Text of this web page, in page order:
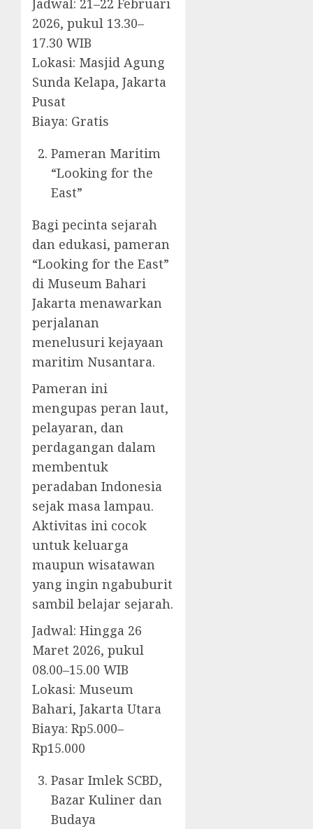
Jadwal: 21–22 Februari
2026, pukul 13.30–
17.30 WIB
Lokasi: Masjid Agung
Sunda Kelapa, Jakarta
Pusat
Biaya: Gratis
Pameran Maritim
“Looking for the
East”
Bagi pecinta sejarah
dan edukasi, pameran
“Looking for the East”
di Museum Bahari
Jakarta menawarkan
perjalanan
menelusuri kejayaan
maritim Nusantara.
Pameran ini
mengupas peran laut,
pelayaran, dan
perdagangan dalam
membentuk
peradaban Indonesia
sejak masa lampau.
Aktivitas ini cocok
untuk keluarga
maupun wisatawan
yang ingin ngabuburit
sambil belajar sejarah.
Jadwal: Hingga 26
Maret 2026, pukul
08.00–15.00 WIB
Lokasi: Museum
Bahari, Jakarta Utara
Biaya: Rp5.000–
Rp15.000
Pasar Imlek SCBD,
Bazar Kuliner dan
Budaya